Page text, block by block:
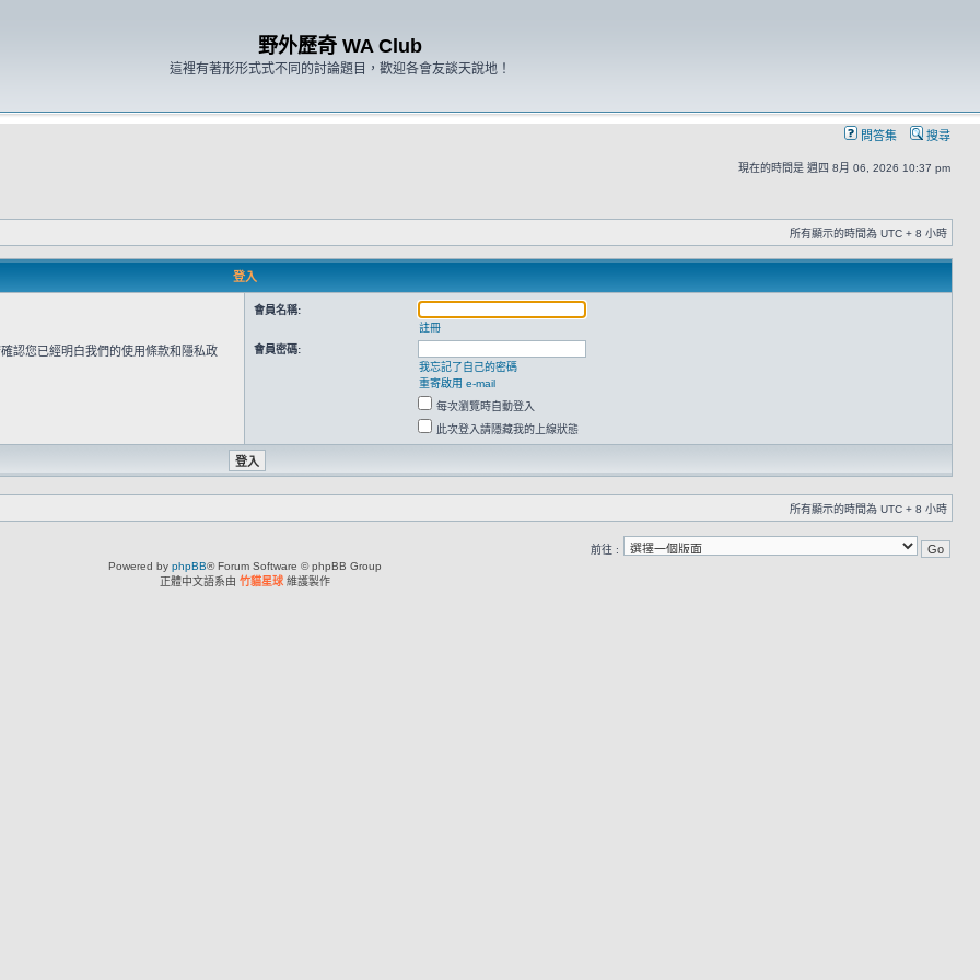
野外歷奇 WA Club
這裡有著形形式式不同的討論題目，歡迎各會友談天說地！
問答集 搜尋
現在的時間是 週四 8月 06, 2026 10:37 pm
所有顯示的時間為 UTC + 8 小時
登入
認您已經明白我們的使用條款和隱私政
會員名稱:
註冊
會員密碼:
我忘記了自己的密碼
重寄啟用 e-mail
每次瀏覽時自動登入
此次登入請隱藏我的上線狀態
所有顯示的時間為 UTC + 8 小時
前往 :
Powered by phpBB® Forum Software © phpBB Group
正體中文語系由 竹貓星球 維護製作